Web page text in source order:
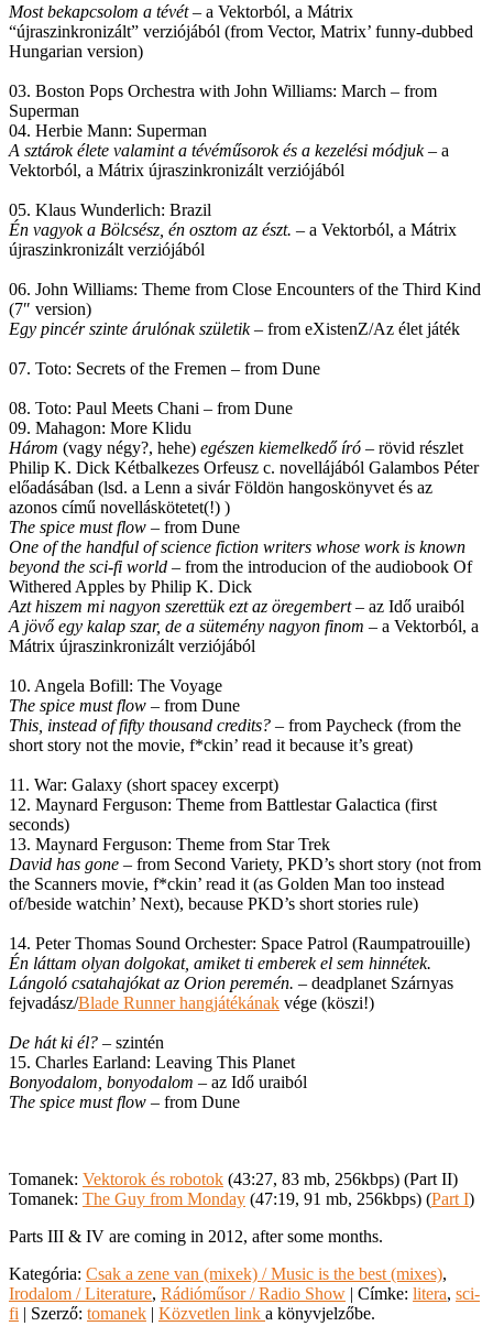
Most bekapcsolom a tévét– a Vektorból, a Mátrix
“újraszinkronizált” verziójából (from Vector, Matrix’ funny-dubbed
Hungarian version)
03. Boston Pops Orchestra with John Williams: March – from
Superman
04. Herbie Mann: Superman
A sztárok élete valamint a tévéműsorok és a kezelési módjuk– a
Vektorból, a Mátrix újraszinkronizált verziójából
05. Klaus Wunderlich: Brazil
Én vagyok a Bölcsész, én osztom az észt. – a Vektorból, a Mátrix
újraszinkronizált verziójából
06. John Williams: Theme from Close Encounters of the Third Kind
(7″ version)
Egy pincér szinte árulónak születik– from eXistenZ/Az élet játék
07. Toto: Secrets of the Fremen – from Dune
08. Toto: Paul Meets Chani – from Dune
09. Mahagon: More Klidu
Három (vagy négy?, hehe) egészen kiemelkedő író – rövid részlet
Philip K. Dick Kétbalkezes Orfeusz c. novellájából Galambos Péter
előadásában (lsd. a Lenn a sivár Földön hangoskönyvet és az
azonos című novelláskötetet(!) )
The spice must flow – from Dune
One of the handful of science fiction writers whose work is known
beyond the sci-fi world – from the introducion of the audiobook Of
Withered Apples by Philip K. Dick
Azt hiszem mi nagyon szerettük ezt az öregembert– az Idő uraiból
A jövő egy kalap szar, de a sütemény nagyon finom – a Vektorból, a
Mátrix újraszinkronizált verziójából
10. Angela Bofill: The Voyage
The spice must flow – from Dune
This, instead of fifty thousand credits? – from Paycheck (from the
short story not the movie, f*ckin’ read it because it’s great)
11. War: Galaxy (short spacey excerpt)
12. Maynard Ferguson: Theme from Battlestar Galactica (first
seconds)
13. Maynard Ferguson: Theme from Star Trek
David has gone – from Second Variety, PKD’s short story (not from
the Scanners movie, f*ckin’ read it (as Golden Man too instead
of/beside watchin’ Next), because PKD’s short stories rule)
14. Peter Thomas Sound Orchester: Space Patrol (Raumpatrouille)
Én láttam olyan dolgokat, amiket ti emberek el sem hinnétek.
Lángoló csatahajókat az Orion peremén. – deadplanet Szárnyas
fejvadász/Blade Runner hangjátékának vége (köszi!)
De hát ki él? – szintén
15. Charles Earland: Leaving This Planet
Bonyodalom, bonyodalom – az Idő uraiból
The spice must flow – from Dune
Tomanek: Vektorok és robotok (43:27, 83 mb, 256kbps) (Part II)
Tomanek: The Guy from Monday (47:19, 91 mb, 256kbps) (Part I)
Parts III & IV are coming in 2012, after some months.
Kategória: Csak a zene van (mixek) / Music is the best (mixes),
Irodalom / Literature, Rádióműsor / Radio Show | Címke: litera, sci-
fi | Szerző: tomanek | Közvetlen link a könyvjelzőbe.